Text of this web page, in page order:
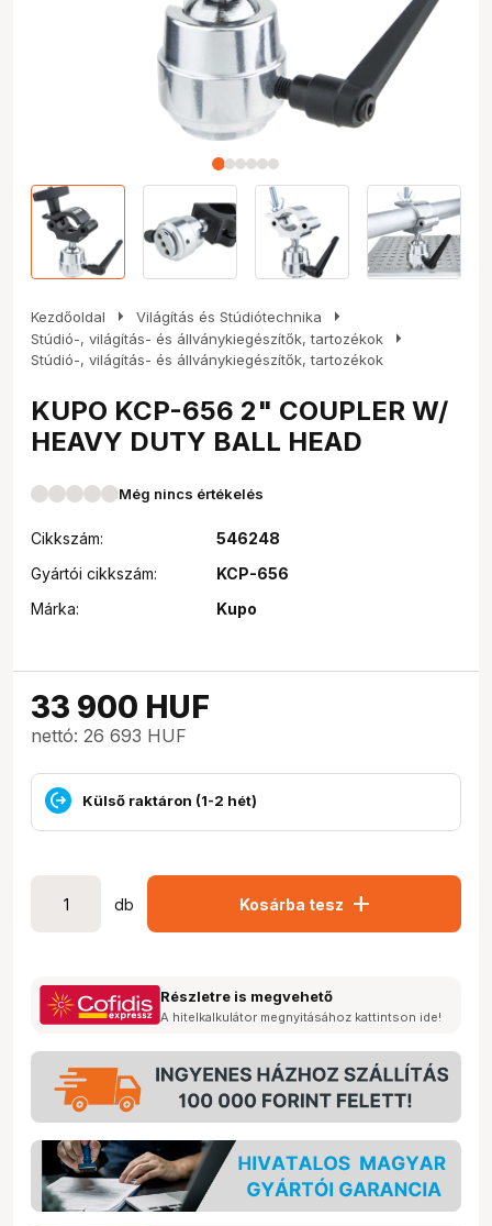
Kezdőoldal arrow_right Világítás és Stúdiótechnika arrow_right
Stúdió-, világítás- és állványkiegészítők, tartozékok arrow_right
Stúdió-, világítás- és állványkiegészítők, tartozékok
KUPO KCP-656 2" COUPLER W/
HEAVY DUTY BALL HEAD
Még nincs értékelés
Cikkszám:
546248
Gyártói cikkszám:
KCP-656
Márka:
Kupo
33 900 HUF
nettó: 26 693 HUF
Külső raktáron (1-2 hét)
db Kosárba tesz add
Részletre is megvehető
A hitelkalkulátor megnyitásához kattintson ide!